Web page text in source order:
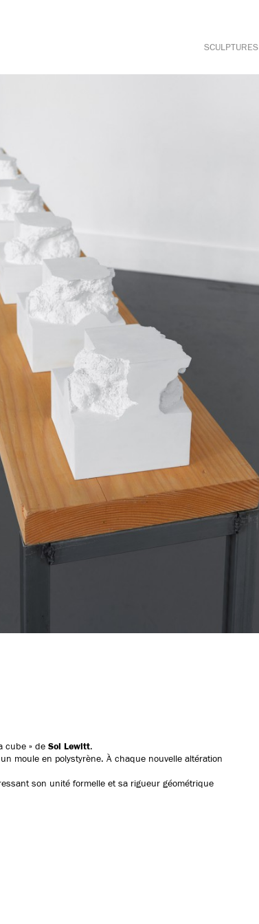
SCULPTURES
cube » de Sol Lewitt.
moule en polystyrène. À chaque nouvelle altération
son unité formelle et sa rigueur géométrique